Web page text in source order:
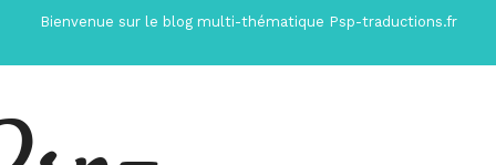
contenu
Bienvenue sur le blog multi-thématique Psp-traductions.fr